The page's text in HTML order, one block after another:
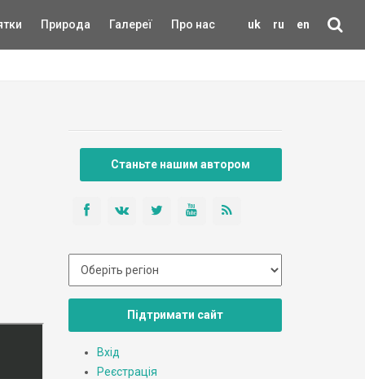
uk ru en
Природа Галереї Про нас
Станьте нашим автором
Підтримати сайт
Вхід
Реєстрація